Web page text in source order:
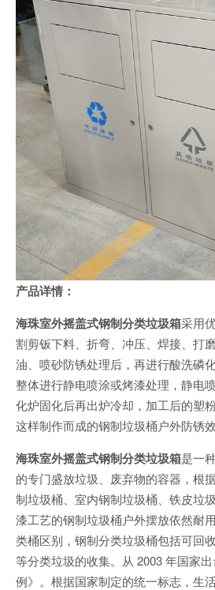
产品详情：
海珠室外摇盖式钢制分类垃圾箱采用
割剪钣下料、折弯、冲压、焊接、打
油、喷砂防锈处理后，再进行酸洗磷
整体进行静电喷涂或烤漆处理，静电
化炉固化后再出炉冷却，加工后的塑
这样制作而成的钢制垃圾桶户外防锈
海珠室外摇盖式钢制分类垃圾箱是一
的专门盛放垃圾、废弃物的容器，根
制垃圾桶、室内钢制垃圾桶、铁皮垃
漆工艺的钢制垃圾桶户外摆放依然耐
类桶区别，钢制分类垃圾桶包括可回
等分类垃圾的收集。从 2003 年国家
例》。根据国家制定的统一标志，生